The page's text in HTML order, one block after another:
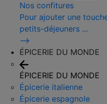
Nos confitures
Pour ajouter une
petits-déjeuners ...
⟶
ÉPICERIE DU MONDE
ÉPICERIE DU MONDE
Épicerie italienne
Épicerie espagnole